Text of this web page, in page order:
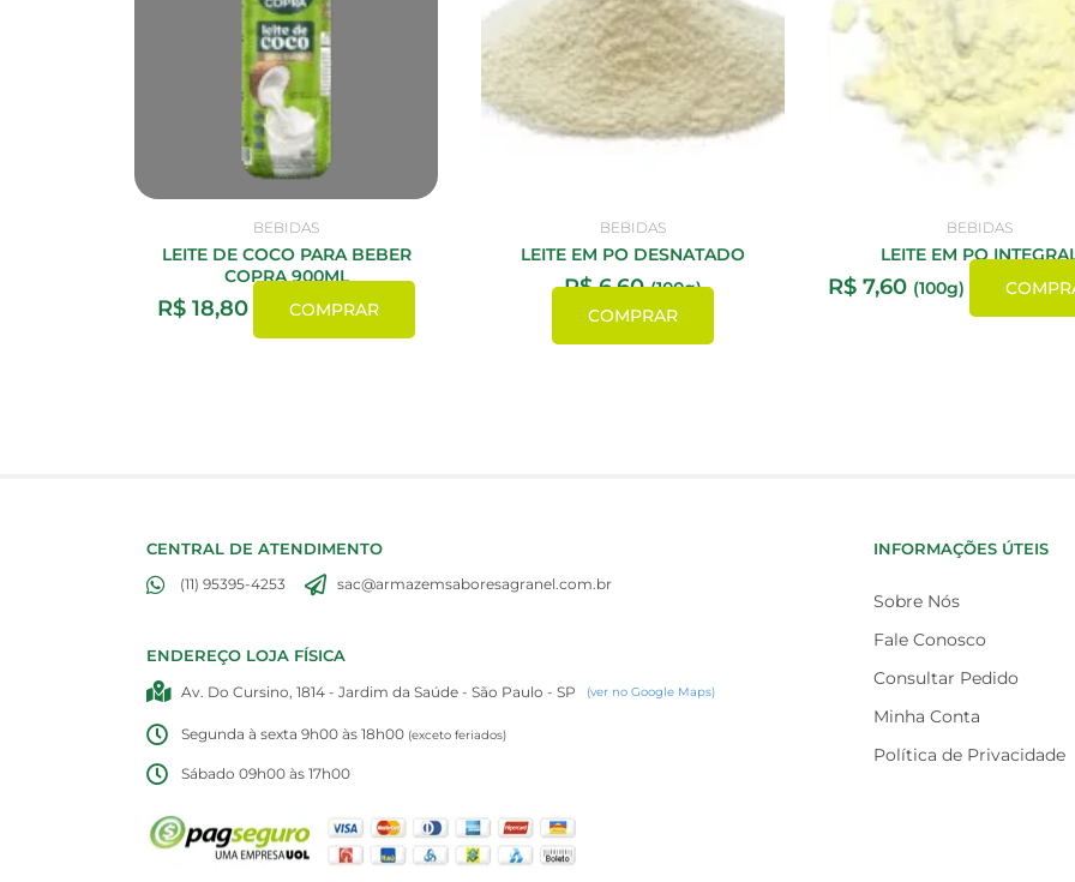
BEBIDAS
LEITE DE COCO PARA BEBER
COPRA 900ML
R$ 18,80 COMPRAR
BEBIDAS
LEITE EM PO DESNATADO
R$6,60 (100g)
COMPRAR
BEBIDAS
LEITE EM PO
R$ 7,60 (100g)
CENTRAL DE ATENDIMENTO
(11) 95395-4253 sac@armazemsaboresagranel.com.br
ENDEREÇO LOJA FÍSICA
Av. Do Cursino, 1814 - Jardim da Saúde - São Paulo - SP (ver no Google Maps)
Segunda à sexta 9h00 às 18h00 (exceto feriados)
Sábado 09h00 às 17h00
INFORMAÇÕES ÚTEIS
Sobre Nós
Fale Conosco
Consultar Pedido
Minha Conta
Política de Privacidade